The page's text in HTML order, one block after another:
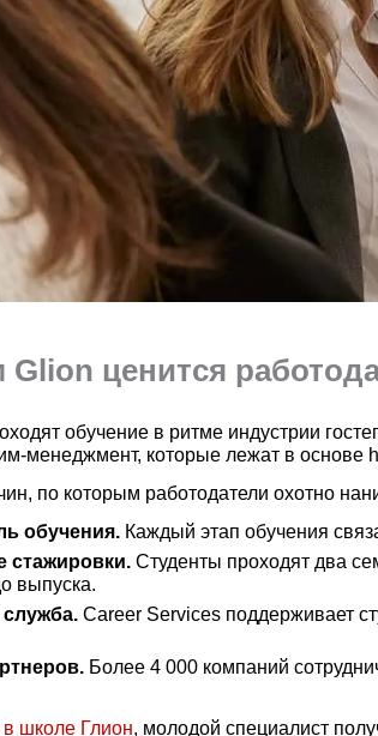
ценится
обучение в ритме индустрии
менеджмент, которые лежат в основе
по которым работодатели охотно
обучения. Каждый этап обучения
стажировки. Студенты проходят два
выпуска.
Career Services поддерживает
Более 4 000 компаний
школе Глион, молодой специалист